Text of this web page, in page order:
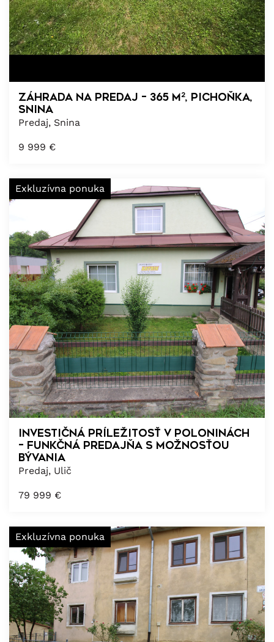
Záhrada na predaj – 365 m², Pichoňka,
Snina
Predaj, Snina
9 999 €
Exkluzívna ponuka
Investičná príležitosť v Poloninách
– funkčná predajňa s možnosťou
bývania
Predaj, Ulič
79 999 €
Exkluzívna ponuka